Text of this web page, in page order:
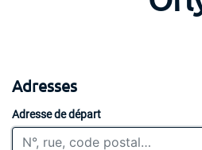
Adresses
Adresse de départ